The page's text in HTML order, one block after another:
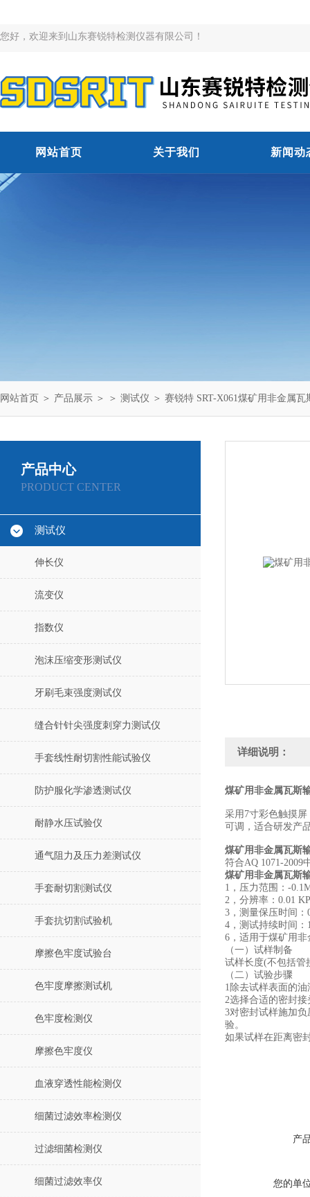
您好，欢迎来到山东赛锐特检测仪器有限公司！
网站首页 关于我们 新闻动
网站首页 ＞ 产品展示 ＞ ＞ 测试仪 ＞ 赛锐特 SRT-X061煤矿用非金属
产品中心
PRODUCT CENTER
测试仪
伸长仪
流变仪
指数仪
泡沫压缩变形测试仪
牙刷毛束强度测试仪
缝合针针尖强度刺穿力测试仪
手套线性耐切割性能试验仪
防护服化学渗透测试仪
耐静水压试验仪
通气阻力及压力差测试仪
手套耐切割测试仪
手套抗切割试验机
摩擦色牢度试验台
色牢度摩擦测试机
色牢度检测仪
摩擦色牢度仪
血液穿透性能检测仪
细菌过滤效率检测仪
过滤细菌检测仪
细菌过滤效率仪
详细说明：
煤矿用非金属瓦斯
采用7寸彩色触摸
可调，适合研发产
煤矿用非金属瓦斯
符合AQ 1071-2009
煤矿用非金属瓦斯
1，压力范围：-
2，分辨率：0.01
3，测量保压时间：
4，测试持续时间：
6，适用于煤矿用
（一）试样制备
试样长度(不包括管
（二）试验步骤
1除去试样表面的
2选择合适的密封
3对密封试样施加
验。
如果试样在距离密
产
您的单